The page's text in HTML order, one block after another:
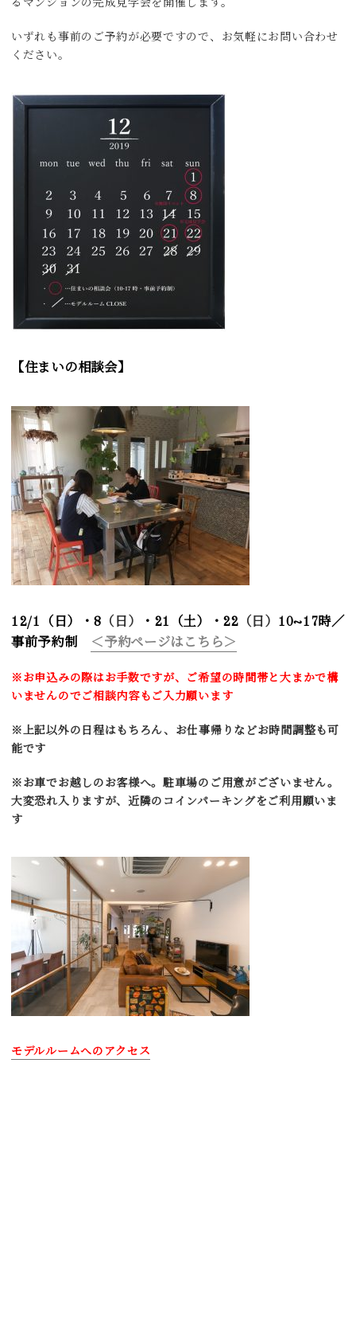
るマンションの完成見学会を開催します。
いずれも事前のご予約が必要ですので、お気軽にお問い合わせ
ください。
【住まいの相談会】
12/1 （日）・8 （日） ・21（土）・22（日） 10~17時／
事前予約制
＜予約ページはこちら＞
※お申込みの際はお手数ですが、ご希望の時間帯と大まかで構
いませんのでご相談内容もご入力願います
※上記以外の日程はもちろん、お仕事帰りなどお時間調整も可
能です
※お車でお越しのお客様へ。駐車場のご用意がございません。
大変恐れ入りますが、近隣のコインパーキングをご利用願いま
す
モデルルームへのアクセス